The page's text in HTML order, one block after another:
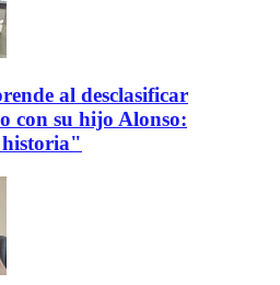
al desclasificar
con su hijo Alonso:
historia"